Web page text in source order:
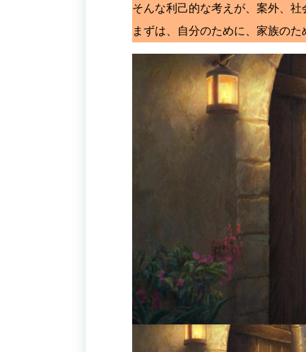
そんな利己的な考えが、案外、社
まずは、自分のために、家族のた